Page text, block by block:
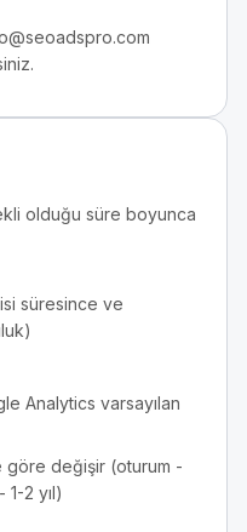
olduğu süre boyunca
süresince ve
Analytics varsayılan
göre değişir (oturum -
1-2 yıl)